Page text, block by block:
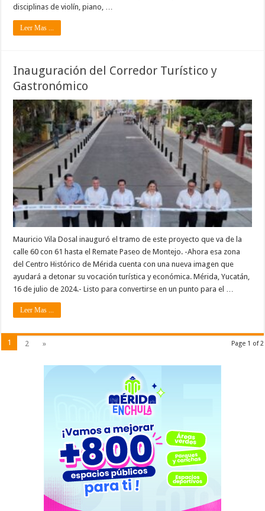
disciplinas de violín, piano, …
Leer Mas ...
Inauguración del Corredor Turístico y
Gastronómico
Mauricio Vila Dosal inauguró el tramo de este proyecto que va de la
calle 60 con 61 hasta el Remate Paseo de Montejo. -Ahora esa zona
del Centro Histórico de Mérida cuenta con una nueva imagen que
ayudará a detonar su vocación turística y económica. Mérida, Yucatán,
16 de julio de 2024.- Listo para convertirse en un punto para el …
Leer Mas ...
Page 1 of 2
1 2 »